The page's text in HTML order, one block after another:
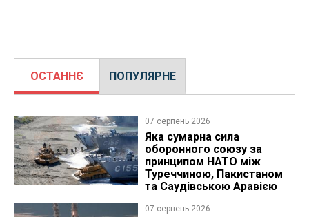
ОСТАННЄ ПОПУЛЯРНЕ
07 серпень 2026
Яка сумарна сила
оборонного союзу за
принципом НАТО між
Туреччиною, Пакистаном
та Саудівською Аравією
07 серпень 2026